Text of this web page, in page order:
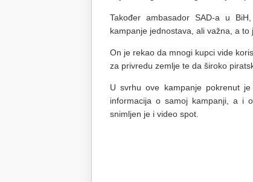
Također ambasador SAD-a u
kampanje jednostava, ali važna, a
On je rekao da mnogi kupci vide
za privredu zemlje te da široko
U svrhu ove kampanje pokrenut
informacija o samoj kampanji, a i
snimljen je i video spot.